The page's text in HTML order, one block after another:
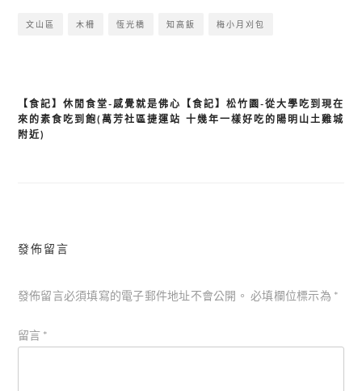
文山區 木柵 恆光橋 知高飯 梅小月刈包
文
章
【食記】休閒食堂-感覺就是佛心
來的素食吃到飽(萬芳社區捷運站
附近)
【食記】松竹園-從大學吃到現在
十幾年一樣好吃的陽明山土雞城
發佈留言
發佈留言必須填寫的電子郵件地址不會公開。 必填欄位標示為 *
留言 *